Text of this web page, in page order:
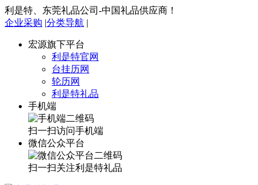
利是特、东莞礼品公司-中国礼品供应商！
企业采购 |分类导航 |
宏源旗下平台
利是特官网
台挂历网
轮历网
利是特礼品
手机端
扫一扫访问手机端
微信公众平台
扫一扫关注利是特礼品